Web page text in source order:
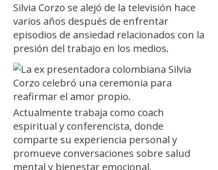
Silvia Corzo se alejó de la televisión hace
varios años después de enfrentar
episodios de ansiedad relacionados con la
presión del trabajo en los medios.
Actualmente trabaja como coach
espiritual y conferencista, donde
comparte su experiencia personal y
promueve conversaciones sobre salud
mental y bienestar emocional.